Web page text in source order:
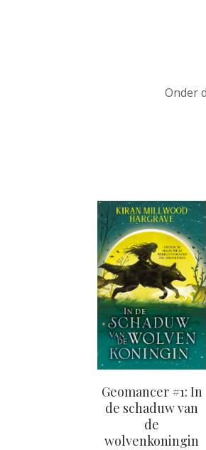
Onder
Geomancer #1: In
de schaduw van
de
wolvenkoningin